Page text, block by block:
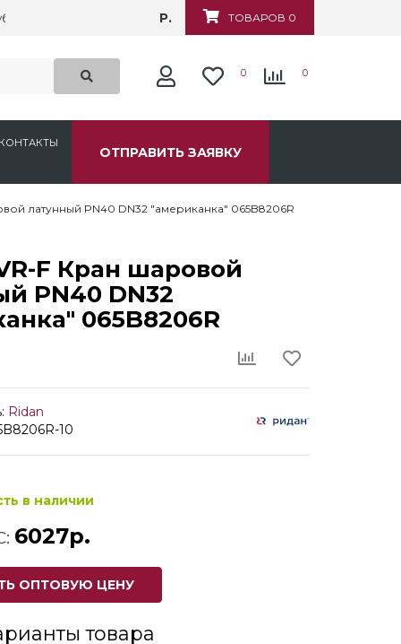
д.6 ТОВАРОВ 0
Р.
0 0
КОНТАКТЫ
ОТПРАВИТЬ ЗАЯВКУ
латунный PN40 DN32 "американка" 065B8206R
F Кран шаровой
PN40 DN32
065B8206R
Ridan
10
в наличии
6027р.
ОПТОВУЮ ЦЕНУ
товара